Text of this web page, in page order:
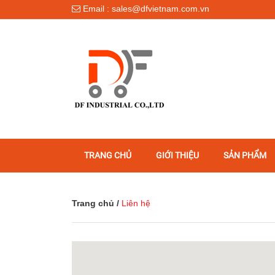
Email : sales@dfvietnam.com.vn
TRANG CHỦ GIỚI THIỆU SẢN PHẨM
Trang chủ / Liên hệ